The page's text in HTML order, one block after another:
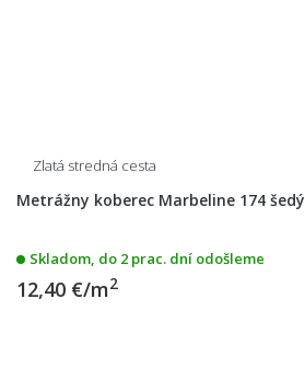
Zlatá stredná cesta
Metrážny koberec Marbeline 174 šedý
Skladom, do 2 prac. dní odošleme
12,40 €/m2